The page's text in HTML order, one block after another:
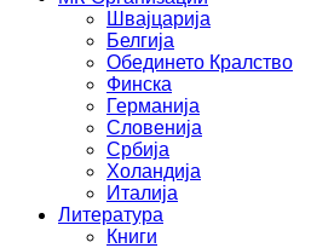
Швајцарија
Белгија
Обединето Кралство
Финска
Германија
Словенија
Србија
Холандија
Италија
Литература
Книги